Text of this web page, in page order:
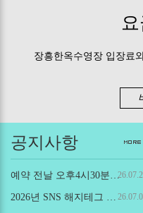
장흥한옥수영장 입장료
공지사항
예약 전날 오후4시30분까지 온라인 예약 가능!
2026년 SNS 해지테그 등록하고 무료입장권 받기!